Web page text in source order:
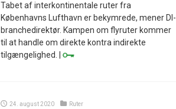
Tabet af interkontinentale ruter fra
Københavns Lufthavn er bekymrede, mener DI-
branchedirektør. Kampen om flyruter kommer
til at handle om direkte kontra indirekte
tilgængelighed. |
24. august 2020 Ruter